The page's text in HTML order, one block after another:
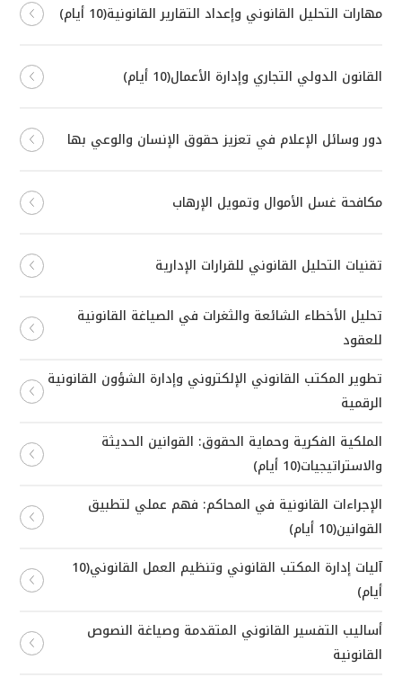
مهارات التحليل القانوني وإعداد التقارير القانونية(10 أيام)
القانون الدولي التجاري وإدارة الأعمال(10 أيام)
دور وسائل الإعلام في تعزيز حقوق الإنسان والوعي بها
مكافحة غسل الأموال وتمويل الإرهاب
تقنيات التحليل القانوني للقرارات الإدارية
تحليل الأخطاء الشائعة والثغرات في الصياغة القانونية
للعقود
تطوير المكتب القانوني الإلكتروني وإدارة الشؤون القانونية
الرقمية
الملكية الفكرية وحماية الحقوق: القوانين الحديثة
والاستراتيجيات(10 أيام)
الإجراءات القانونية في المحاكم: فهم عملي لتطبيق
القوانين(10 أيام)
آليات إدارة المكتب القانوني وتنظيم العمل القانوني(10
أيام)
أساليب التفسير القانوني المتقدمة وصياغة النصوص
القانونية